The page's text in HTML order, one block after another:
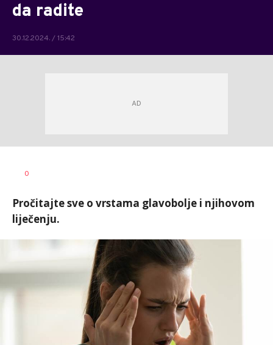
da radite
30.12.2024. / 15:42
AUTOR
0
Pročitajte sve o vrstama glavobolje i njihovom
liječenju.